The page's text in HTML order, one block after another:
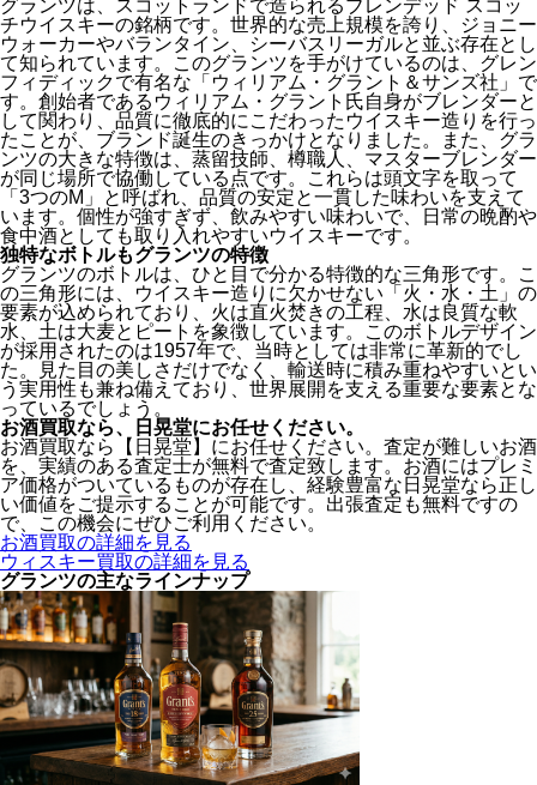
グランツは、スコットランドで造られるブレンデッド スコッ
チウイスキーの銘柄です。世界的な売上規模を誇り、ジョニー
ウォーカーやバランタイン、シーバスリーガルと並ぶ存在とし
て知られています。このグランツを手がけているのは、グレン
フィディックで有名な「ウィリアム・グラント＆サンズ社」で
す。創始者であるウィリアム・グラント氏自身がブレンダーと
して関わり、品質に徹底的にこだわったウイスキー造りを行っ
たことが、ブランド誕生のきっかけとなりました。また、グラ
ンツの大きな特徴は、蒸留技師、樽職人、マスターブレンダー
が同じ場所で協働している点です。これらは頭文字を取って
「3つのM」と呼ばれ、品質の安定と一貫した味わいを支えて
います。個性が強すぎず、飲みやすい味わいで、日常の晩酌や
食中酒としても取り入れやすいウイスキーです。
独特なボトルもグランツの特徴
グランツのボトルは、ひと目で分かる特徴的な三角形です。こ
の三角形には、ウイスキー造りに欠かせない「火・水・土」の
要素が込められており、火は直火焚きの工程、水は良質な軟
水、土は大麦とピートを象徴しています。このボトルデザイン
が採用されたのは1957年で、当時としては非常に革新的でし
た。見た目の美しさだけでなく、輸送時に積み重ねやすいとい
う実用性も兼ね備えており、世界展開を支える重要な要素とな
っているでしょう。
お酒買取なら、
日晃堂にお任せください。
お酒買取なら【日晃堂】にお任せください。査定が難しいお酒
を、実績のある査定士が無料で査定致します。お酒にはプレミ
ア価格がついているものが存在し、経験豊富な日晃堂なら正し
い価値をご提示することが可能です。出張査定も無料ですの
で、この機会にぜひご利用ください。
お酒買取の詳細を見る
ウィスキー買取の詳細を見る
グランツの主なラインナップ